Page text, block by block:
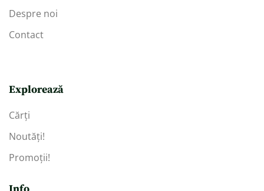
Despre noi
Contact
Explorează
Cărți
Noutăți!
Promoții!